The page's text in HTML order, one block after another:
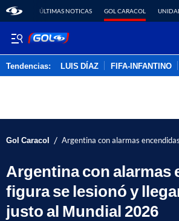
ÚLTIMAS NOTICAS GOL CARACOL
Tendencias: LUIS DÍAZ FIFA-INFANTINO
Gol Caracol / Argentina con alarmas
Argentina con alarmas
figura se lesionó y
justo al Mundial 2026